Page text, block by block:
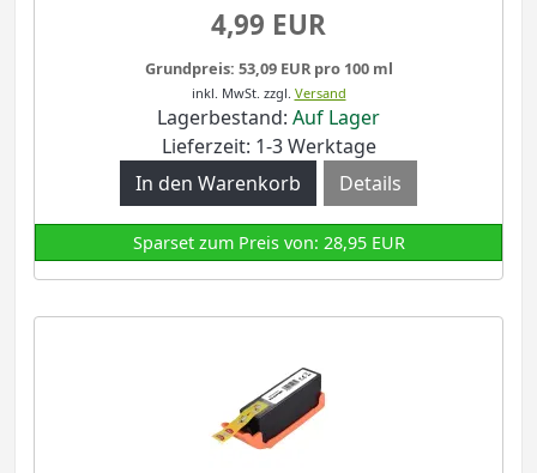
4,99 EUR
Grundpreis: 53,09 EUR pro 100 ml
inkl. MwSt. zzgl. Versand
Lagerbestand: Auf Lager
Lieferzeit: 1-3 Werktage
Details
Sparset zum Preis von: 28,95 EUR